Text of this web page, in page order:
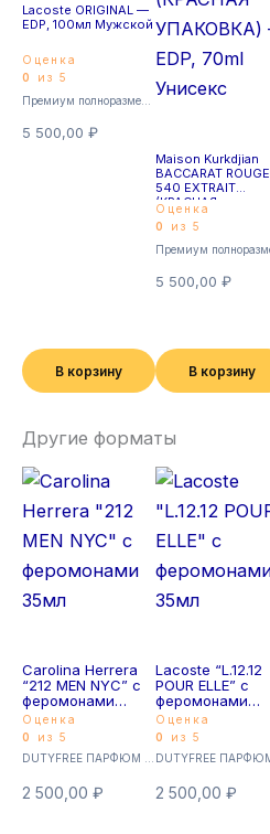
Lacoste ORIGINAL —
EDP, 100мл Мужской
Оценка
0
из 5
5 500,00 ₽
В корзину
Maison Kurkdjian
BACCARAT ROUGE
540 EXTRAIT
(КРАСНАЯ
УПАКОВКА) — EDP,
70ml Унисекс
Оценка
0
из 5
5 500,00₽
В корзину
Другие форматы
Carolina Herrera
“212 MEN NYC” с
феромонами
35мл
Оценка
0
из 5
2 500,00 ₽
Lacoste “L.12.12
POUR ELLE” с
феромонами
35мл
Оценка
0
из 5
2 500,00₽